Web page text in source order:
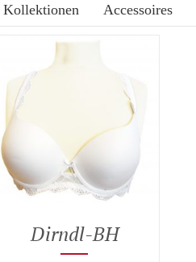
Kollektionen Accessoires
Dirndl-BH